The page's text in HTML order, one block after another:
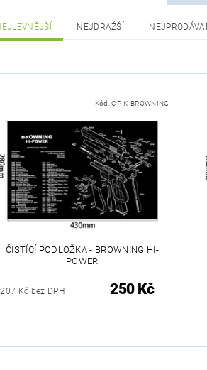
NEJDRAŽŠÍ
Kód:CP-K-BROWNING
ČISTÍCÍ PODLOŽKA - BROWNING HI-
POWER
207 Kč bez DPH 250 Kč